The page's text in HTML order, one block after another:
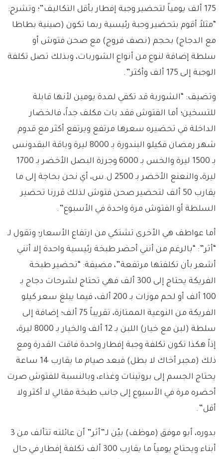
175 ألف يومياً لتحضير وجبة إفطار بأقل التكاليف”؛ وتشرح:
“مثلاً أقوم بتحضير وجبة رئيسية ربما تكون (صينية بطاطا
مع الدجاج) بحجم (نصف فروج) مع صحن فتوش أو
سلطة إضافة لنوع من أنواع الشوربات، وبذلك تصل تكلفة
الوجبة إلى 175 ألف وأكثر”.
وتضيف: “الشوربة قد تكفي لمدة يومين لأنها قابلة
للتسخين؛ أما الفتوش فقد بات مكلف جداً، فالخضار
الداخلة في تحضيره سعرها مرتفع ويرتفع أكثر مع قدوم
شهر رمضان فكيلو البندورة بـ 8000 ليرة وباقة البقدونس
بـ 1500 ليرة والخس بـ 6000 وجرزة البصل الأخضر بـ 1700
ليرة، والنعنع الأخضر بـ 2500 ل.س، أي نحن بحاجة إلى ما
يقارب 50 ألف لتحضير صحن فتوش لذلك قررنا تحضير
السلطة أو الفتوش مرة واحدة في الأسبوع”.
أما عواطف هي الأخرى تشتكي من ارتفاع الأسعار؛ وتقول لـ
“أثر”: “بالرغم من أنني أحضر طبخة رئيسية واحدة إلا أنني
أشعر بأن تكلفتها مرتفعة”، مضيفة: “تحضير طبخة
الفريكة يحتاج إلى 300 ألف فهي تحتاج لشرحات دجاج بـ
100 ألف أو لحم موزات بـ 200 ألف، فيما يبلغ سعر كيلو
الفريكة من النوعية الممتازة، تقريباً 75 ألف؛ إضافة إلى
سلطة (لبن مع خيار) اللبن بـ 12 ألف والخيار بـ 8000 ليرة،
إذاً هكذا تكون تكلفة وجبة إفطار واحدة فاقت القدرة ومع
ذلك (مجبر أخاك لا بطل) فبعد صيام ما يقارب 14 ساعة
يحتاج الجسم إلى بروتينات وغذاء، وبالنسبة للفتوش صرت
أحضره مرة في الأسبوع إلى جانب طبخة مقالي لا أكثر ولا
أقل”.
بدوره، أبو موفق (موظف) بيّن لـ”أثر” أن عائلته تتألف من 3
أبناء ويحتاج يومياً ما يقارب 300 ألف تكلفة إفطار في حال